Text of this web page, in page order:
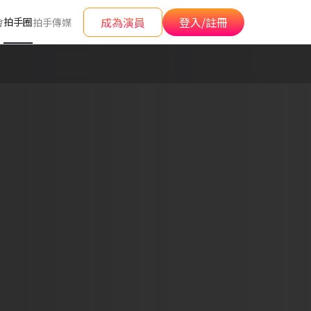
拍手圈拍手傳媒 成為演員 登入/註冊